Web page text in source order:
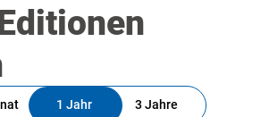
1 Jahr 3 Jahre